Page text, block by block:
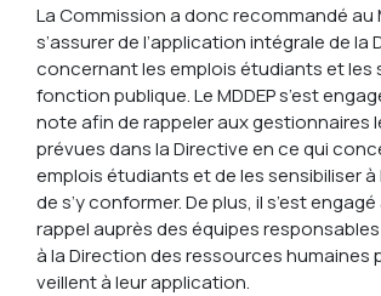
La Commission a donc recommandé au
s’assurer de l’application intégrale de la
concernant les emplois étudiants et les
fonction publique. Le MDDEP s’est
note afin de rappeler aux gestionnaires
prévues dans la Directive en ce qui
emplois étudiants et de les sensibiliser à
de s’y conformer. De plus, il s’est
rappel auprès des équipes
à la Direction des ressources humaines
veillent à leur application.